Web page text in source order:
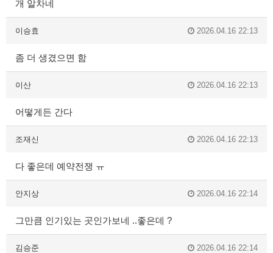
개 알차네
이승효 2026.04.16 22:13
좀 더 생겼으면 함
이산 2026.04.16 22:13
어떻게든 간다
조재신 2026.04.16 22:13
다 좋은데 예약전쟁 ㅠ
안지상 2026.04.16 22:14
그만큼 인기있는 곳인가보네 ..좋은데 ?
김승준 2026.04.16 22:14